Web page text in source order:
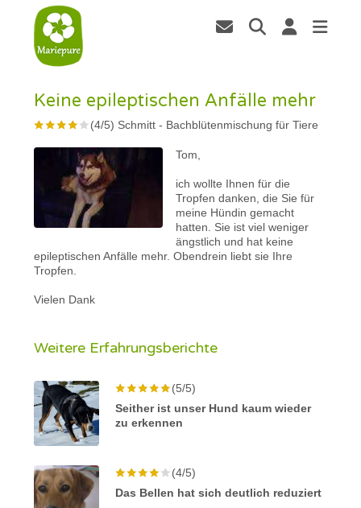
Keine epileptischen Anfälle mehr
(4/5) Schmitt - Bachblütenmischung für Tiere
Tom,
ich wollte Ihnen für die
Tropfen danken, die Sie für
meine Hündin gemacht
hatten. Sie ist viel weniger
ängstlich und hat keine
epileptischen Anfälle mehr. Obendrein liebt sie Ihre
Tropfen.
Vielen Dank
Weitere Erfahrungsberichte
(5/5)
Seither ist unser Hund kaum wieder
zu erkennen
(4/5)
Das Bellen hat sich deutlich reduziert